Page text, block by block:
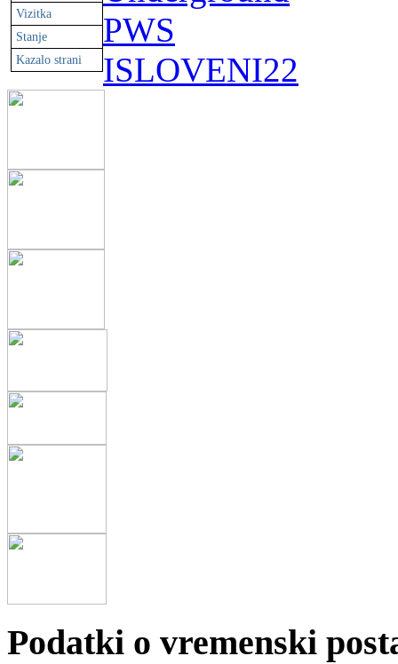
Vizitka
Stanje
Kazalo strani
Podatki o vremenski